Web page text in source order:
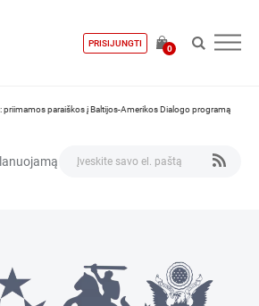
PRISIJUNGTI
0
priimamos paraiškos į Baltijos-Amerikos Dialogo programą